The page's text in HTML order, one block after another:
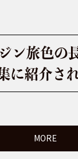
ン旅色の
に紹介さ
MORE